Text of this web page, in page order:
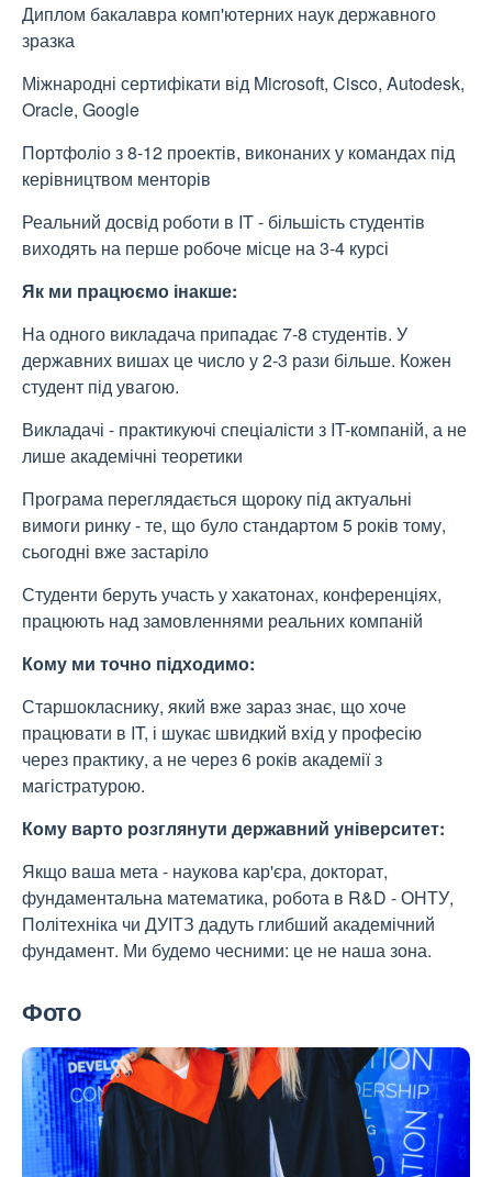
Диплом бакалавра комп'ютерних наук державного
зразка
Міжнародні сертифікати від Microsoft, Cisco, Autodesk,
Oracle, Google
Портфоліо з 8-12 проектів, виконаних у командах під
керівництвом менторів
Реальний досвід роботи в IT - більшість студентів
виходять на перше робоче місце на 3-4 курсі
Як ми працюємо інакше:
На одного викладача припадає 7-8 студентів. У
державних вишах це число у 2-3 рази більше. Кожен
студент під увагою.
Викладачі - практикуючі спеціалісти з IT-компаній, а не
лише академічні теоретики
Програма переглядається щороку під актуальні
вимоги ринку - те, що було стандартом 5 років тому,
сьогодні вже застаріло
Студенти беруть участь у хакатонах, конференціях,
працюють над замовленнями реальних компаній
Кому ми точно підходимо:
Старшокласнику, який вже зараз знає, що хоче
працювати в IT, і шукає швидкий вхід у професію
через практику, а не через 6 років академії з
магістратурою.
Кому варто розглянути державний університет:
Якщо ваша мета - наукова кар'єра, докторат,
фундаментальна математика, робота в R&D - ОНТУ,
Політехніка чи ДУІТЗ дадуть глибший академічний
фундамент. Ми будемо чесними: це не наша зона.
Фото